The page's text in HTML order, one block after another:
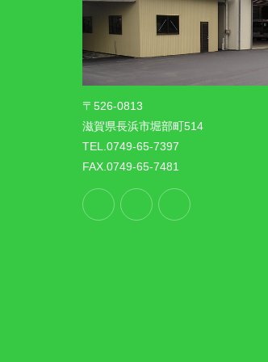
〒526-0813
滋賀県長浜市堀部町514
TEL.0749-65-7397
FAX.0749-65-7481